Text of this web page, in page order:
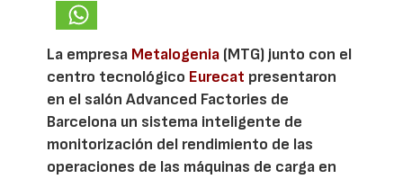
La empresa Metalogenia (MTG) junto con el
centro tecnológico Eurecat presentaron
en el salón Advanced Factories de
Barcelona un sistema inteligente de
monitorización del rendimiento de las
operaciones de las máquinas de carga en